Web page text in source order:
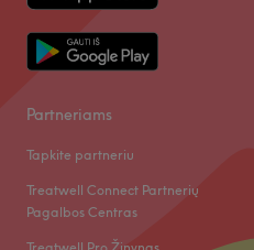
Partneriams
Tapkite partneriu
Treatwell Connect Partnerių
Pagalbos Centras